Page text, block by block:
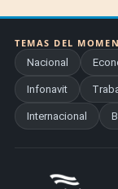
TEMAS DEL
Nacional
Infonavit
Internacional